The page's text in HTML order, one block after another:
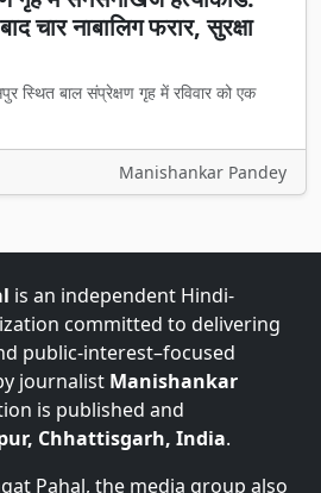
चार नाबालिग फरार, सुरक्षा
स्थित बाल संप्रेक्षण गृह में रविवार को एक
Manishankar Pandey
is an independent Hindi-
committed to delivering
public-interest–focused
journalist Manishankar
is published and
Chhattisgarh, India.
Pahal, the media group also